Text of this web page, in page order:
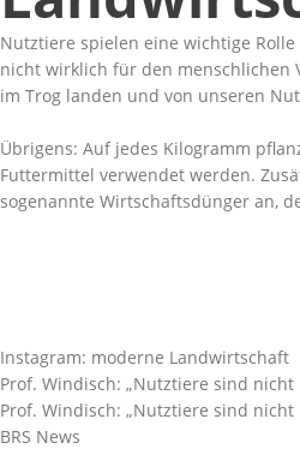
Nutztiere spielen eine wichtige
nicht wirklich für den menschlichen
im Trog landen und von unseren
Übrigens: Auf jedes Kilogramm
Futtermittel verwendet werden.
sogenannte Wirtschaftsdünger an,
Instagram: moderne Landwirtschaft
Prof. Windisch: „Nutztiere sind
Prof. Windisch: „Nutztiere sind
BRS News